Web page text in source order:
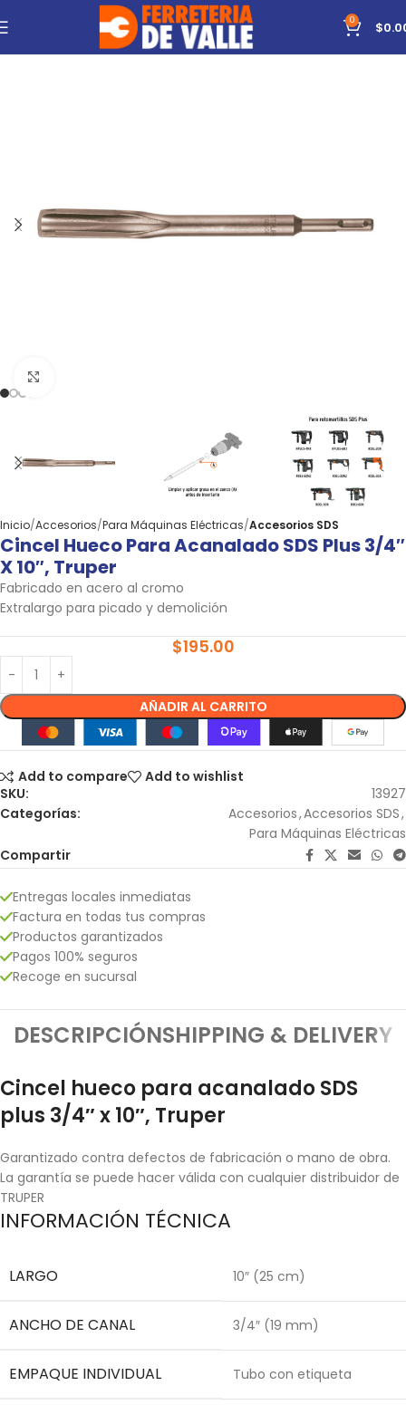
0 $
Inicio Accesorios Para Máquinas Eléctricas Accesorios SDS
Cincel Hueco Para Acanalado SDS Plus 3/4″
X 10″, Truper
Fabricado en acero al cromo
Extralargo para picado y demolición
$195.00
AÑADIR AL CARRITO
Add to compare
Add to wishlist
SKU:
13927
Categorías:
Accesorios,Accesorios SDS,
Para Máquinas Eléctricas
Compartir
Entregas locales inmediatas
Factura en todas tus compras
Productos garantizados
Pagos 100% seguros
Recoge en sucursal
DESCRIPCIÓNSHIPPING & DELIVERY
Cincel hueco para acanalado SDS
plus 3/4″ x 10″, Truper
Garantizado contra defectos de fabricación o mano de obra.
La garantía se puede hacer válida con cualquier distribuidor de
TRUPER
INFORMACIÓN TÉCNICA
LARGO 10″ (25 cm)
ANCHO DE CANAL 3/4″ (19 mm)
EMPAQUE INDIVIDUAL Tubo con etiqueta